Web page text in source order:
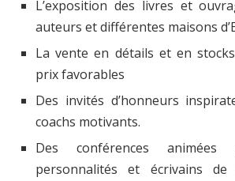
L’exposition des livres et
auteurs et différentes maisons
La vente en détails et en
prix favorables
Des invités d’honneurs
coachs motivants.
Des conférences animées
personnalités et écrivains